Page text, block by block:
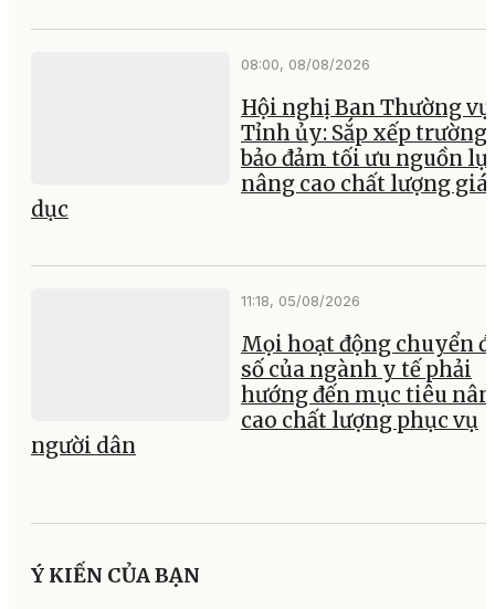
08:00, 08/08/2026
Hội nghị Ban Thường vụ
Tỉnh ủy: Sắp xếp trường
bảo đảm tối ưu nguồn
nâng cao chất lượng
dục
11:18, 05/08/2026
Mọi hoạt động chuyển
số của ngành y tế phải
hướng đến mục tiêu
cao chất lượng phục vụ
người dân
Ý KIẾN CỦA BẠN